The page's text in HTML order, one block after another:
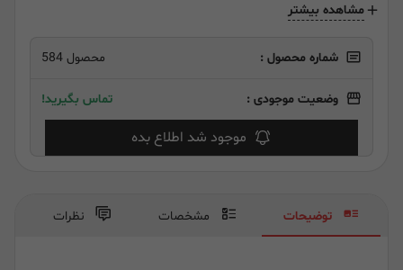
مشاهده بیشتر
شماره محصول : محصول 584
وضعیت موجودی : تماس بگیرید!
موجود شد اطلاع بده